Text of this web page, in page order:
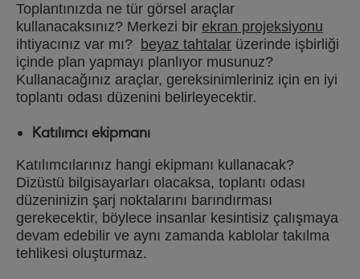
Toplantınızda ne tür görsel araçlar
kullanacaksınız? Merkezi bir ekran projeksiyonu
ihtiyacınız var mı? beyaz tahtalar üzerinde işbirliği
içinde plan yapmayı planlıyor musunuz?
Kullanacağınız araçlar, gereksinimleriniz için en iyi
toplantı odası düzenini belirleyecektir.
Katılımcı ekipmanı
Katılımcılarınız hangi ekipmanı kullanacak?
Dizüstü bilgisayarları olacaksa, toplantı odası
düzeninizin şarj noktalarını barındırması
gerekecektir, böylece insanlar kesintisiz çalışmaya
devam edebilir ve aynı zamanda kablolar takılma
tehlikesi oluşturmaz.